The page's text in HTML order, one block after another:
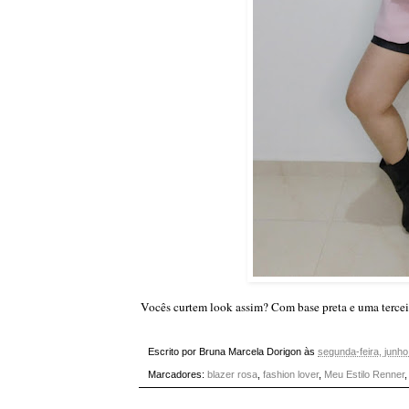
Vocês curtem look assim? Com base preta e uma
Escrito por Bruna Marcela Dorigon às segunda-feira,
Marcadores: blazer rosa fashion lover, Meu Estilo Renner,